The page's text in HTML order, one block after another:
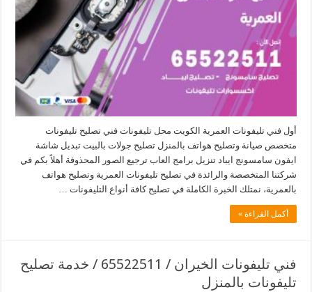
أول فني تليفونات العمرية الكويت محل تليفونات فني تصليح تليفونات
متخصص صيانة وتصليح هواتف بالمنزل تصليح جولات بالبيت تبديل شاشة
ايفون سامسونج ايباد تنزيل برامج العاب ترجيع الصور المحذوفة أهلاً بكم في
شركتنا المتخصصة والرائدة في تصليح تليفونات العمرية وتصليح هواتف
بالعمرية، نمتلك الخبرة الكاملة في تصليح كافة أنواع التليفونات …
أكمل القراءة »
فني تليفونات الخيران / 65522511 / خدمة تصليح
تليفونات بالمنزل